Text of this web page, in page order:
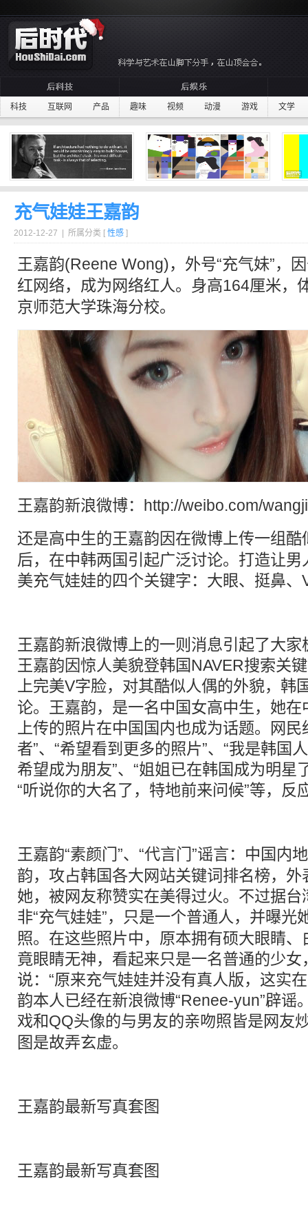
科技 互联网 产品 趣味 视频 动漫 游戏 文学
充气娃娃王嘉韵
2012-12-27 | 所属分类 [ 性感 ]
王嘉韵(Reene Wong)，外号“充气妹”，
红网络，成为网络红人。身高164厘米，
京师范大学珠海分校。
王嘉韵新浪微博：http://weibo.com/
还是高中生的王嘉韵因在微博上传一组酷
后，在中韩两国引起广泛讨论。打造让
美充气娃娃的四个关键字：大眼、挺鼻、
王嘉韵新浪微博上的一则消息引起了大
王嘉韵因惊人美貌登韩国NAVER搜索关
上完美V字脸，对其酷似人偶的外貌，韩
论。王嘉韵，是一名中国女高中生，她
上传的照片在中国国内也成为话题。网民
者”、“希望看到更多的照片”、“我是韩国
希望成为朋友”、“姐姐已在韩国成为明星
“听说你的大名了，特地前来问候”等，反
王嘉韵“素颜门”、“代言门”谣言：中国内
韵，攻占韩国各大网站关键词排名榜，外
她，被网友称赞实在美得过火。不过据
非“充气娃娃”，只是一个普通人，并曝光
照。在这些照片中，原本拥有硕大眼睛
竟眼睛无神，看起来只是一名普通的少
说：“原来充气娃娃并没有真人版，这实
韵本人已经在新浪微博“Renee-yun”辟谣
戏和QQ头像的与男友的亲吻照皆是网友
图是故弄玄虚。
王嘉韵最新写真套图
王嘉韵最新写真套图